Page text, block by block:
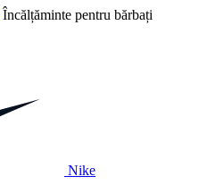
Încălțăminte pentru bărbați
Nike